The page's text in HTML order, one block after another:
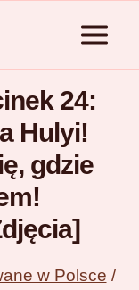
24:
Hulyi!
gdzie
w Polsce /